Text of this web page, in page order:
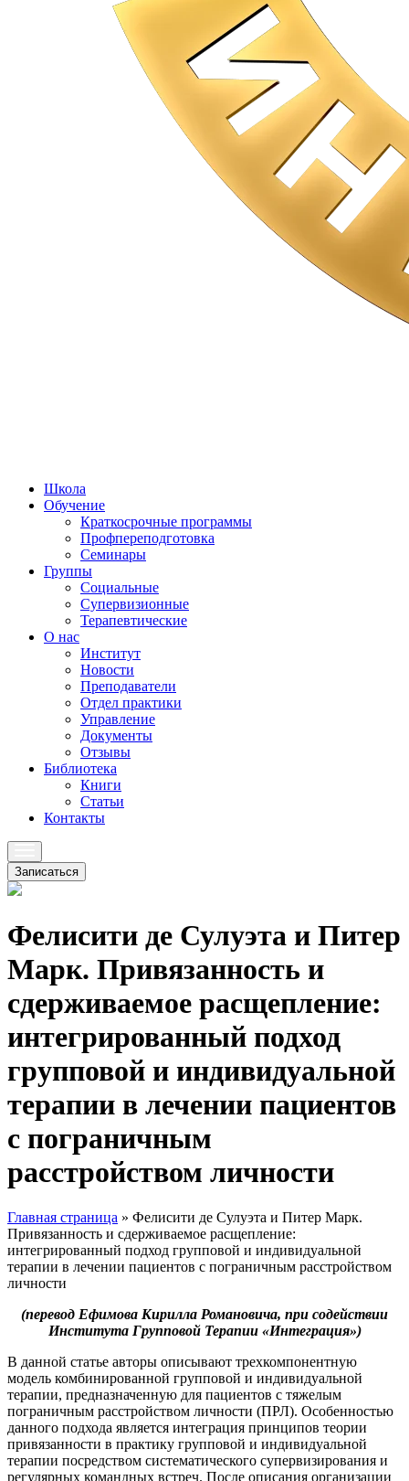
Школа
Обучение
Краткосрочные программы
Профпереподготовка
Семинары
Группы
Социальные
Супервизионные
Терапевтические
О нас
Институт
Новости
Преподаватели
Отдел практики
Управление
Документы
Отзывы
Библиотека
Книги
Статьи
Контакты
Записаться
Фелисити де Сулуэта и Питер
Марк. Привязанность и
сдерживаемое расщепление:
интегрированный подход
групповой и индивидуальной
терапии в лечении пациентов
с пограничным
расстройством личности
Главная страница » Фелисити де Сулуэта и Питер Марк.
Привязанность и сдерживаемое расщепление:
интегрированный подход групповой и индивидуальной
терапии в лечении пациентов с пограничным расстройством
личности
(перевод Ефимова Кирилла Романовича, при содействии
Института Групповой Терапии «Интеграция»)
В данной статье авторы описывают трехкомпонентную
модель комбинированной групповой и индивидуальной
терапии, предназначенную для пациентов с тяжелым
пограничным расстройством личности (ПРЛ). Особенностью
данного подхода является интеграция принципов теории
привязанности в практику групповой и индивидуальной
терапии посредством систематического супервизирования и
регулярных командных встреч. После описания организации